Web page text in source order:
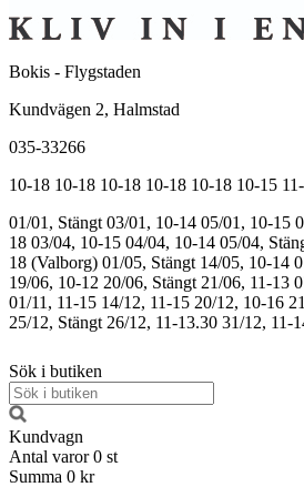
Bokis - Flygstaden
Kundvägen 2, Halmstad
035-33266
10-18 10-18 10-18 10-18 10-18 10-15
01/01, Stängt 03/01, 10-14 05/01, 10-15
18 03/04, 10-15 04/04, 10-14 05/04,
18 (Valborg) 01/05, Stängt 14/05, 10-14
19/06, 10-12 20/06, Stängt 21/06, 11-13
01/11, 11-15 14/12, 11-15 20/12, 10-16
25/12, Stängt 26/12, 11-13.30 31/12, 11-
Sök i butiken
Kundvagn
Antal varor 0 st
Summa 0 kr